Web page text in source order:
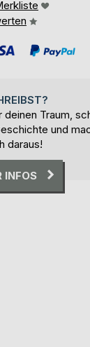
deinen Traum,
und
daraus!
INFOS